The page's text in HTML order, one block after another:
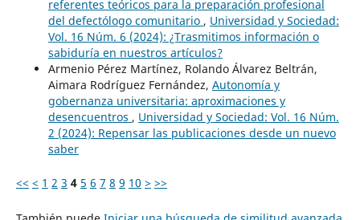
referentes teóricos para la preparación profesional
del defectólogo comunitario , Universidad y Sociedad:
Vol. 16 Núm. 6 (2024): ¿Trasmitimos información o
sabiduría en nuestros artículos?
Armenio Pérez Martínez, Rolando Álvarez Beltrán,
Aimara Rodríguez Fernández, Autonomía y
gobernanza universitaria: aproximaciones y
desencuentros , Universidad y Sociedad: Vol. 16 Núm.
2 (2024): Repensar las publicaciones desde un nuevo
saber
<< < 1 2 3 4 5 6 7 8 9 10 > >>